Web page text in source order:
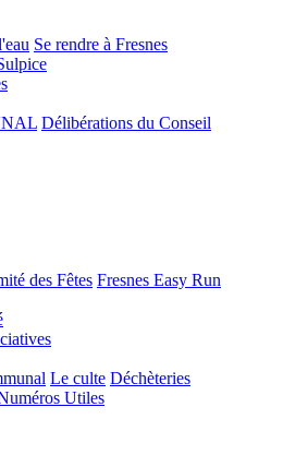
Se rendre à Fresnes
Délibérations du Conseil
des Fêtes Fresnes Easy Run
Le culte Déchèteries
Utiles